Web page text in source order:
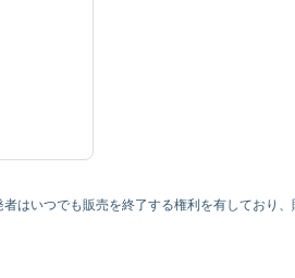
いつでも販売を終了する権利を有しており、